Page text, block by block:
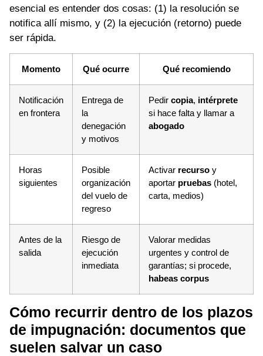
esencial es entender dos cosas: (1) la resolución se
notifica allí mismo, y (2) la ejecución (retorno) puede
ser rápida.
Momento Qué ocurre Qué recomiendo
Notificación
en frontera
Entrega de
la
denegación
y motivos
Pedir copia, intérprete
si hace falta y llamar a
abogado
Horas
siguientes
Posible
organización
del vuelo de
regreso
Activar recurso y
aportar pruebas (hotel,
carta, medios)
Antes de la
salida
Riesgo de
ejecución
inmediata
Valorar medidas
urgentes y control de
garantías; si procede,
habeas corpus
Cómo recurrir dentro de los plazos
de impugnación: documentos que
suelen salvar un caso